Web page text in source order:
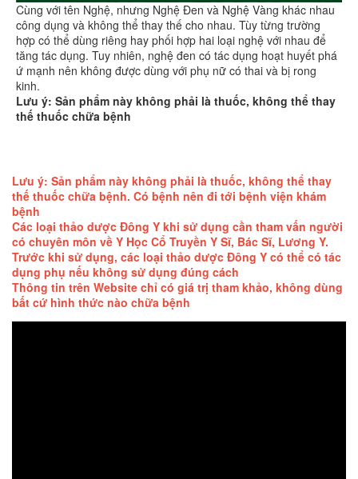
Cùng với tên Nghệ, nhưng Nghệ Đen và Nghệ Vàng khác nhau
công dụng và không thể thay thế cho nhau. Tùy từng trường
hợp có thể dùng riêng hay phối hợp hai loại nghệ với nhau để
tăng tác dụng. Tuy nhiên, nghệ đen có tác dụng hoạt huyết phá
ứ mạnh nên không được dùng với phụ nữ có thai và bị rong
kinh.
Lưu ý: Sản phẩm này không phải là thuốc, không thể thay
thế thuốc chữa bệnh
Lưu ý: Sản phẩm này không phải là thuốc, không thể thay
thế thuốc chữa bệnh. Có bệnh nên đi tới bệnh viện khám
bệnh
Các loại thảo dược Đông Y khi sử dụng cần tham vấn người
có chuyên môn về Y Học Cổ Truyền Y Sĩ, Bác Sĩ, Lương Y.
Trước khi sử dụng, các loại thảo dược Đông Y có thể có tác
dụng phụ nếu không sử dụng đúng cách
Thông tin trên Website chỉ có giá trị tham khảo, không dùng
bất cứ hình thức nào chữa bệnh